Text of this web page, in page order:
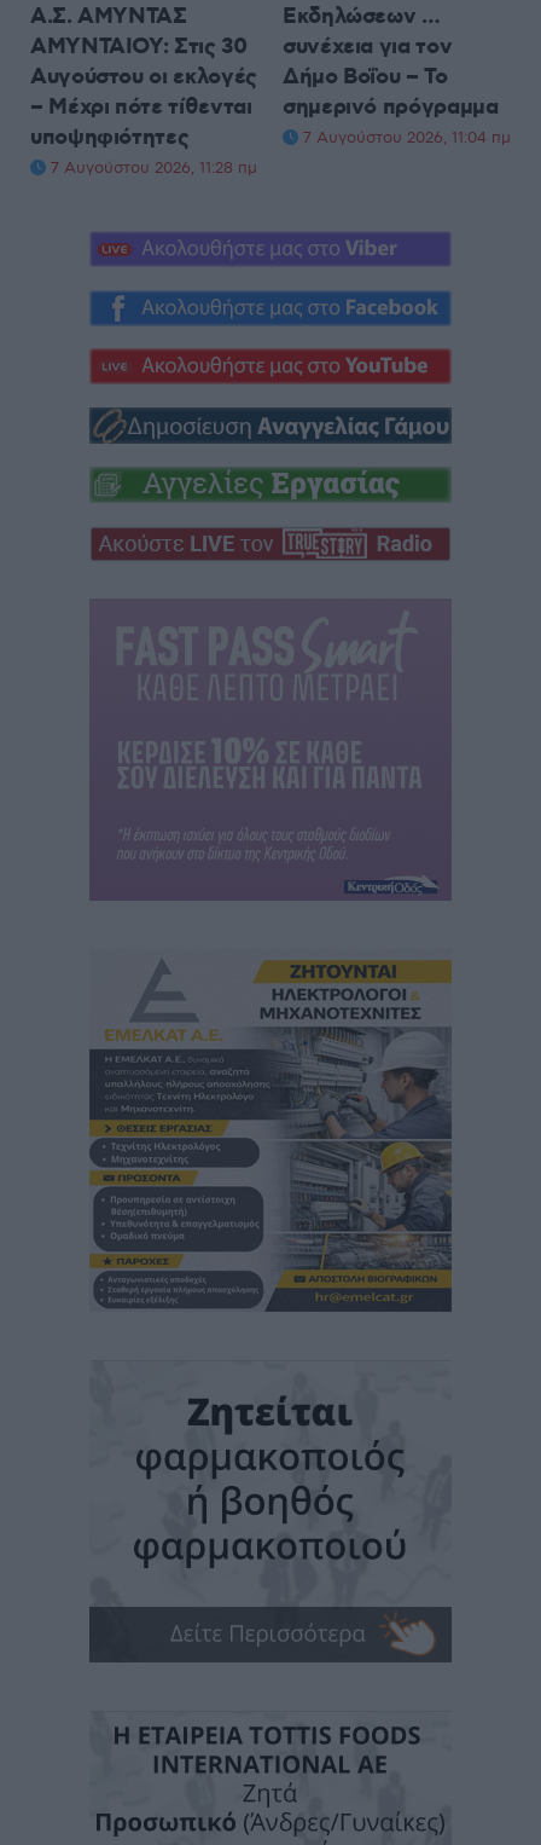
Α.Σ. ΑΜΥΝΤΑΣ
ΑΜΥΝΤΑΙΟΥ: Στις 30
Αυγούστου οι εκλογές
– Μέχρι πότε τίθενται
υποψηφιότητες
7 Αυγούστου 2026, 11:28 πμ
Εκδηλώσεων …
συνέχεια για τον
Δήμο Βοΐου – Το
σημερινό πρόγραμμα
7 Αυγούστου 2026, 11:04 πμ